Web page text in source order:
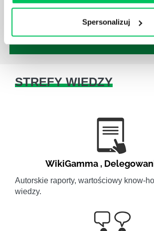
Spersonalizuj
jest jednak łatwe i warto mieć tego
STREFY WIEDZY
WikiGamma ,
Autorskie raporty, wartościowy know-
wiedzy.